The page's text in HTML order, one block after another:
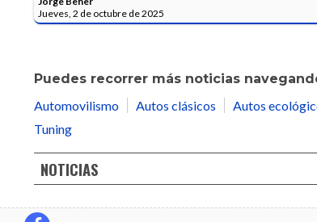
Jueves, 2 de octubre de 2025
Puedes recorrer más noticias
Automovilismo
Autos clásicos Autos
Tuning
NOTICIAS